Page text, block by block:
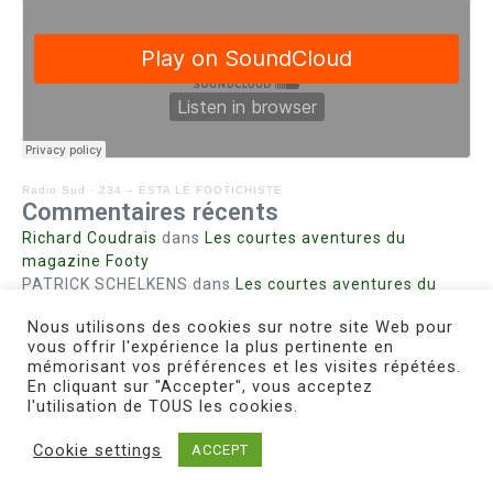
Radio Sud · 234 – ESTA LE FOOTICHISTE
Commentaires récents
Richard Coudrais dans Les courtes aventures du
magazine Footy
PATRICK SCHELKENS dans Les courtes aventures du
Bohn fabiennedans Intrigues sanglantes à Mulhouse
Steph. RUTA dansLust for Nice
MIRMANDdansPieds agiles et champignons
Copyright © 2026 Le Footichiste | Réalisé par
Nous utilisons des cookies sur notre site Web pour
vous offrir l'expérience la plus pertinente en
mémorisant vos préférences et les visites répétées.
En cliquant sur "Accepter", vous acceptez
l'utilisation de TOUS les cookies.
Cookie settings ACCEPT